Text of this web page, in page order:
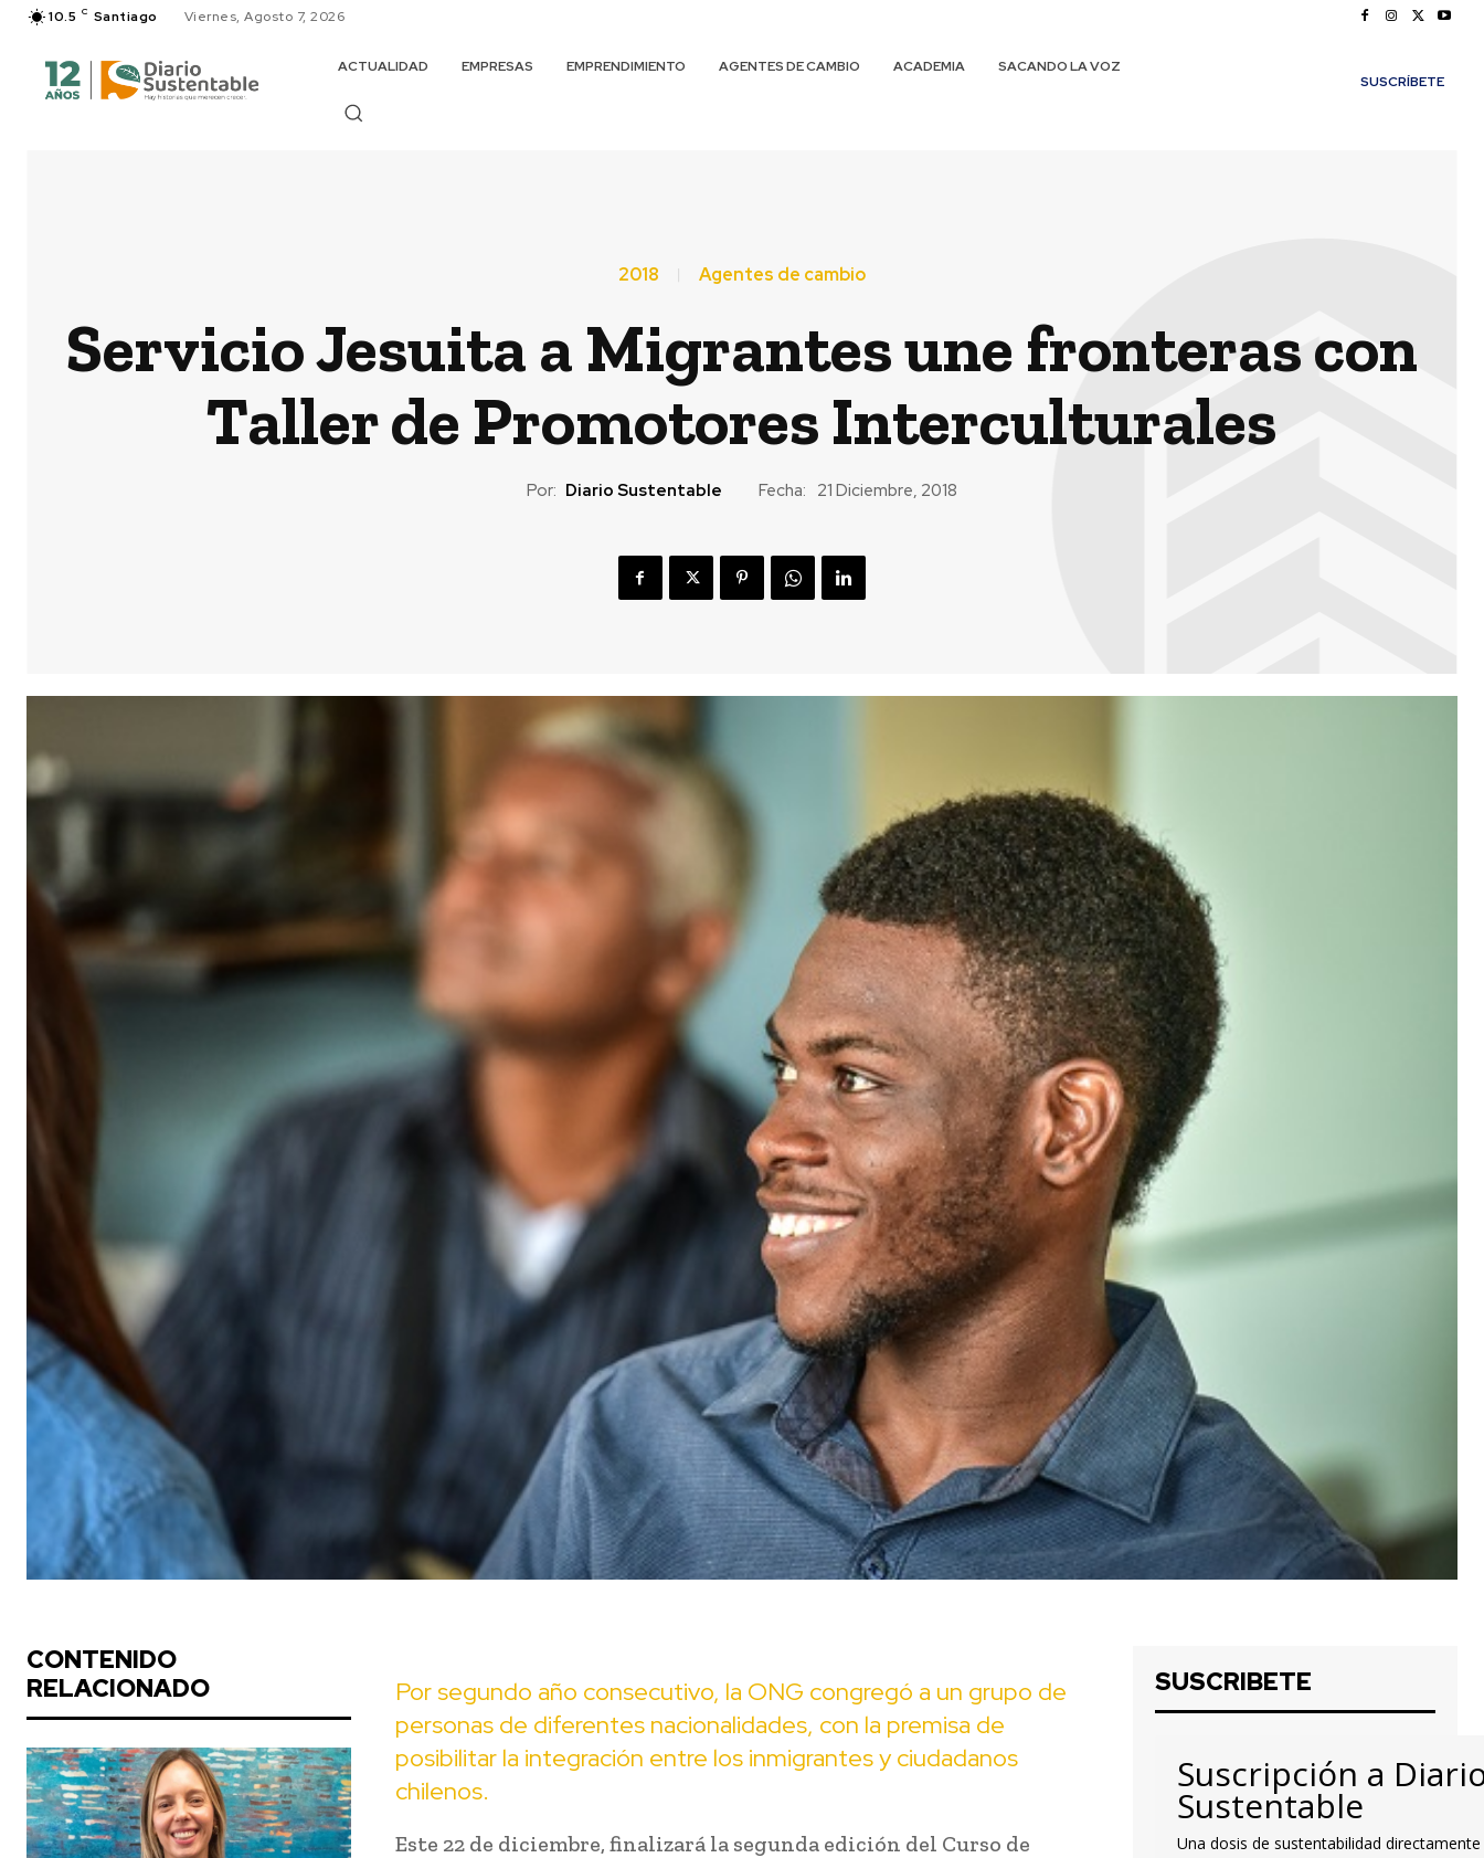
10.5 C Santiago Viernes, Agosto 7, 2026
ACTUALIDAD EMPRESAS EMPRENDIMIENTO AGENTES DE CAMBIO ACADEMIA
SACANDO LA VOZ
SUSCRÍBETE
2018 Agentes de cambio
Servicio Jesuita a Migrantes une fronteras con
Taller de Promotores Interculturales
Por: Diario Sustentable Fecha: 21 Diciembre, 2018
CONTENIDO
RELACIONADO
Por segundo año consecutivo, la ONG congregó a un grupo de
personas de diferentes nacionalidades, con la premisa de
posibilitar la integración entre los inmigrantes y ciudadanos
chilenos.
Este 22 de diciembre, finalizará la segunda edición del Curso de
SUSCRIBETE
Suscripción a
Sustentable
Una dosis de sustentabilidad